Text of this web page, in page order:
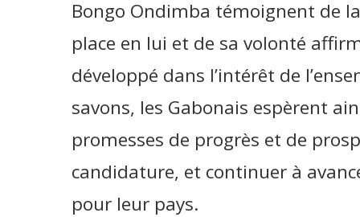
Bongo Ondimba témoignent de
place en lui et de sa volonté
développé dans l’intérêt de
savons, les Gabonais espèrent
promesses de progrès et de
candidature, et continuer à
pour leur pays.